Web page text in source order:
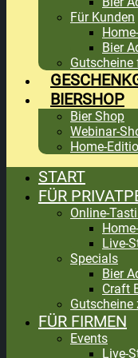
Für Kunden
Bier
Gutscheine
BIERSHOP
Bier Shop
Webinar-
Home-
START
FÜR
Online-
Live-
Specials
Bier
Craft
Gutscheine
FÜR FIRMEN
Events
Live-